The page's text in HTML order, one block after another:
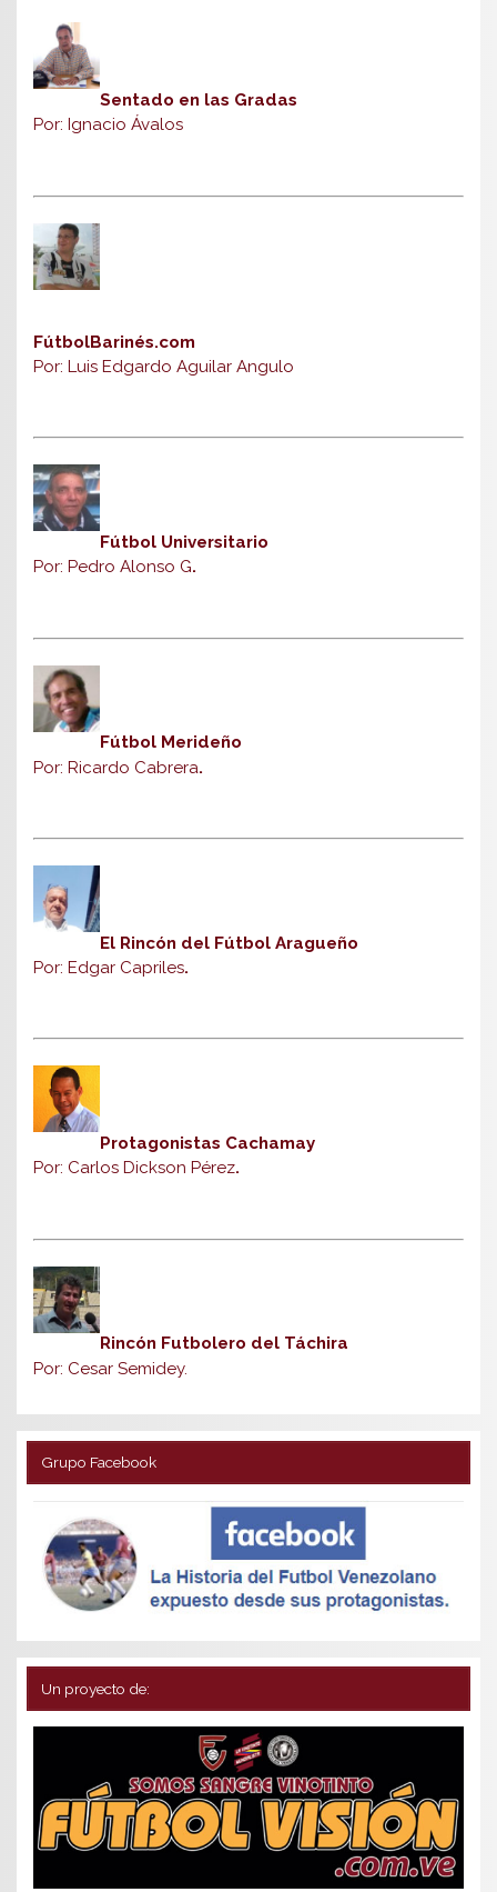
Sentado en las Gradas
Por: Ignacio Ávalos
FútbolBarinés.com
Por: Luis Edgardo Aguilar Angulo
Fútbol Universitario
Por: Pedro Alonso G.
Fútbol Merideño
Por: Ricardo Cabrera.
El Rincón del Fútbol Aragueño
Por: Edgar Capriles.
Protagonistas Cachamay
Por: Carlos Dickson Pérez.
Rincón Futbolero del Táchira
Por: Cesar Semidey.
Grupo Facebook
Un proyecto de: